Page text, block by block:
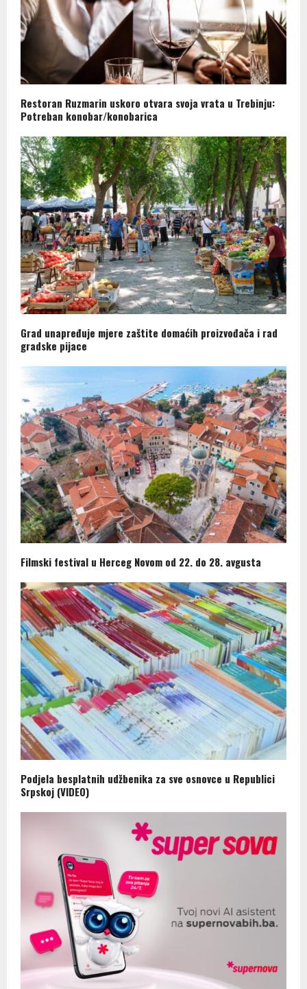
Restoran Ruzmarin uskoro otvara svoja vrata u Trebinju:
Potreban konobar/konobarica
Grad unapređuje mjere zaštite domaćih proizvođača i rad
gradske pijace
Filmski festival u Herceg Novom od 22. do 28. avgusta
Podjela besplatnih udžbenika za sve osnovce u Republici
Srpskoj (VIDEO)